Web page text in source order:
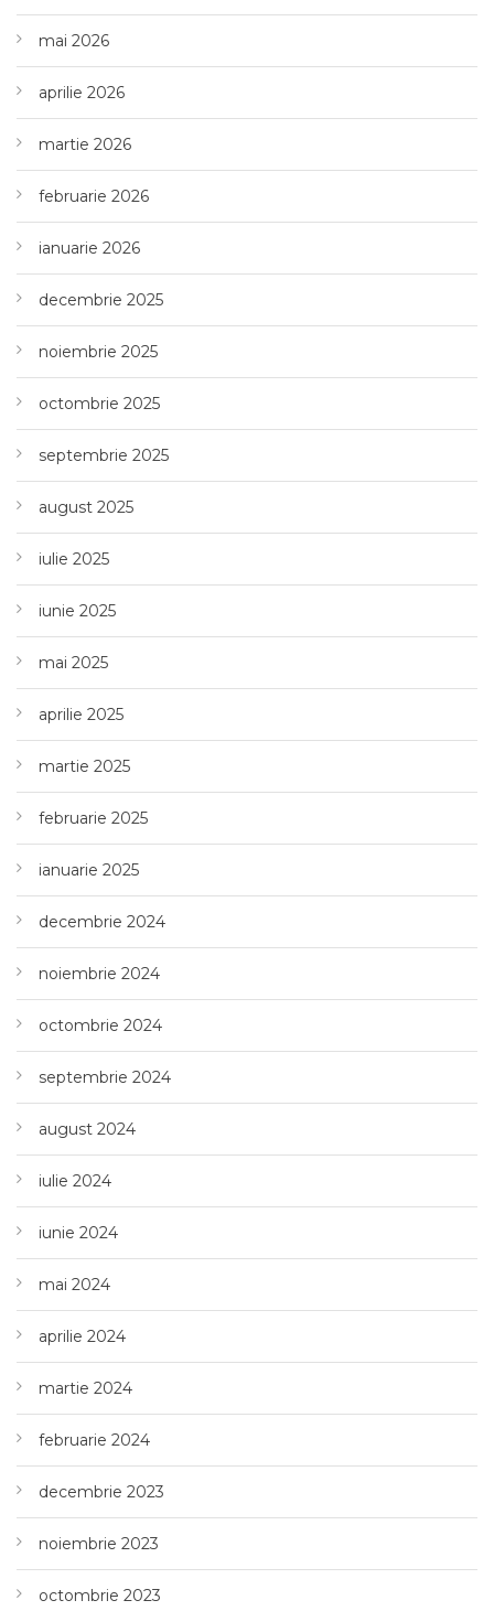
mai 2026
aprilie 2026
martie 2026
februarie 2026
ianuarie 2026
decembrie 2025
noiembrie 2025
octombrie 2025
septembrie 2025
august 2025
iulie 2025
iunie 2025
mai 2025
aprilie 2025
martie 2025
februarie 2025
ianuarie 2025
decembrie 2024
noiembrie 2024
octombrie 2024
septembrie 2024
august 2024
iulie 2024
iunie 2024
mai 2024
aprilie 2024
martie 2024
februarie 2024
decembrie 2023
noiembrie 2023
octombrie 2023